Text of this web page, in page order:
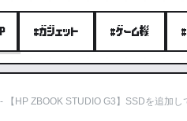
#ガジェット #ゲーム機
- 【HP ZBOOK STUDIO G3】SSDを追加し